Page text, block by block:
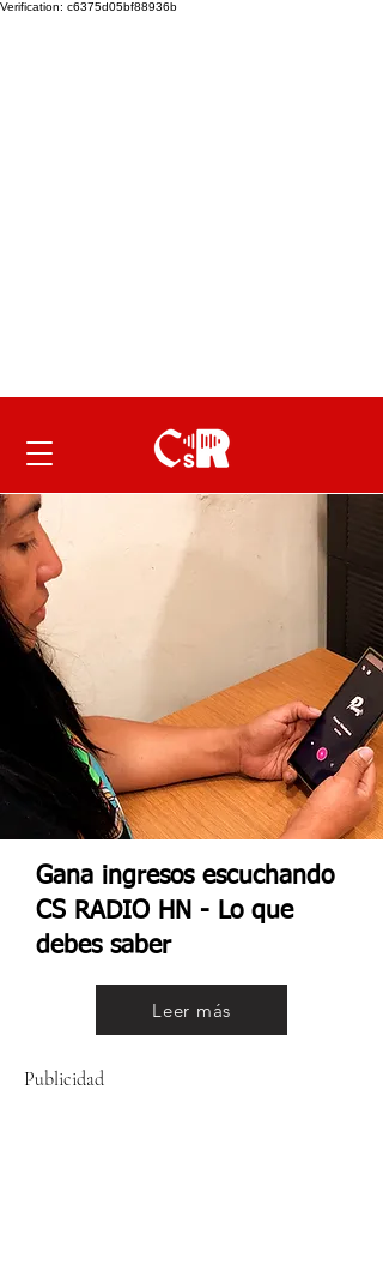
Verification: c6375d05bf88936b
Gana ingresos escuchando
CS RADIO HN - Lo que
debes saber
Leer más
Publicidad